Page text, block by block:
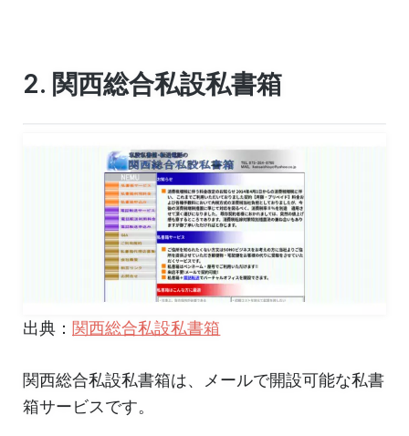
2. 関西総合私設私書箱
出典： 関西総合私設私書箱
関西総合私設私書箱は、メールで開設可能な私書
箱サービスです。